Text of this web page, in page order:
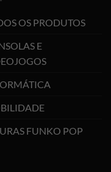
OS PRODUTOS
E
FUNKO POP